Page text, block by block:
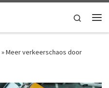
Search
»Meer verkeerschaos door